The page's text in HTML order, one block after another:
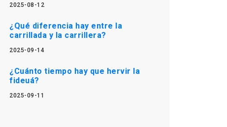
2025-08-12
¿Qué diferencia hay entre la
carrillada y la carrillera?
2025-09-14
¿Cuánto tiempo hay que hervir la
fideuá?
2025-09-11